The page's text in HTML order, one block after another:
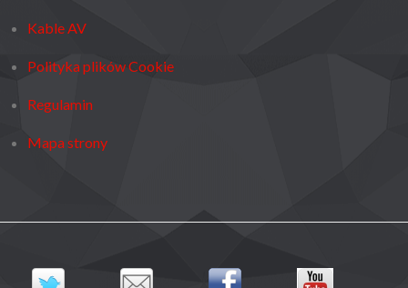
Kable AV
Polityka plików Cookie
Regulamin
Mapa strony